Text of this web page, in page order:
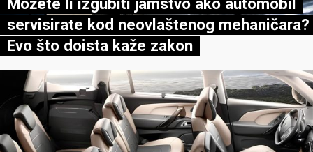
servisirate kod neovlaštenog mehaničara?
Evo što doista kaže zakon